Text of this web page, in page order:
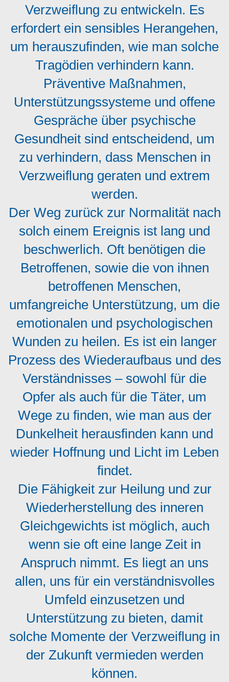
Verzweiflung zu entwickeln. Es
erfordert ein sensibles Herangehen,
um herauszufinden, wie man solche
Tragödien verhindern kann.
Präventive Maßnahmen,
Unterstützungssysteme und offene
Gespräche über psychische
Gesundheit sind entscheidend, um
zu verhindern, dass Menschen in
Verzweiflung geraten und extrem
werden.
Der Weg zurück zur Normalität nach
solch einem Ereignis ist lang und
beschwerlich. Oft benötigen die
Betroffenen, sowie die von ihnen
betroffenen Menschen,
umfangreiche Unterstützung, um die
emotionalen und psychologischen
Wunden zu heilen. Es ist ein langer
Prozess des Wiederaufbaus und des
Verständnisses – sowohl für die
Opfer als auch für die Täter, um
Wege zu finden, wie man aus der
Dunkelheit herausfinden kann und
wieder Hoffnung und Licht im Leben
findet.
Die Fähigkeit zur Heilung und zur
Wiederherstellung des inneren
Gleichgewichts ist möglich, auch
wenn sie oft eine lange Zeit in
Anspruch nimmt. Es liegt an uns
allen, uns für ein verständnisvolles
Umfeld einzusetzen und
Unterstützung zu bieten, damit
solche Momente der Verzweiflung in
der Zukunft vermieden werden
können.